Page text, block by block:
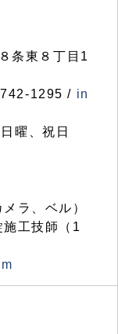
条東８丁目1
1295 / in
曜、祝日
メラ、ベル）
工技師（1